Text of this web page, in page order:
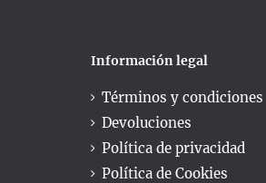
Información legal
Términos y condiciones
Devoluciones
Política de privacidad
Política de Cookies